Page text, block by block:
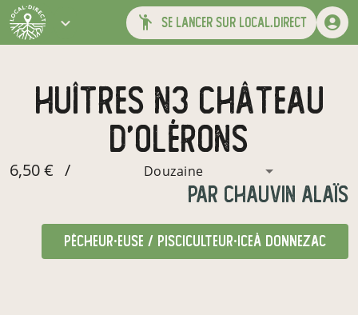
se lancer sur local.direct
Huîtres N3 château
d'olérons
6,50 € / Douzaine
par Chauvin alaïs
pêcheur·euse / pisciculteur·iceà Donnezac